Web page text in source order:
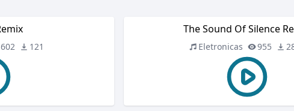
602 121
The Sound Of Silence
Eletronicas 955